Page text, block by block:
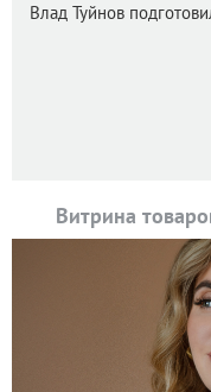
Влад Туйнов
Витрина